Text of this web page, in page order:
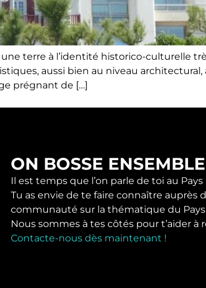
terre à l’identité historico-culturelle
aussi bien au niveau
prégnant de […]
ON BOSSE
Il est temps que l’on parle de toi au Pays
Tu as envie de te faire connaître auprès
communauté sur la thématique du Pays
Nous sommes à tes côtés pour t’aider à
Contacte-nous dès maintenant !